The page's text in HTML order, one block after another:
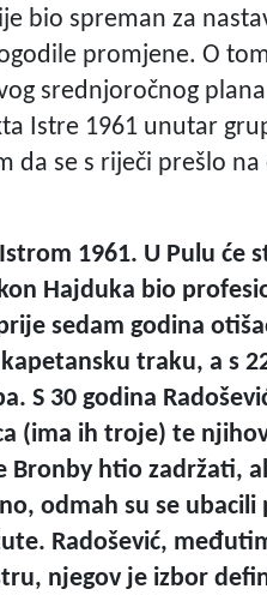
bio spreman za
promjene. O
srednjoročnog
Istre 1961 unutar
da se s riječi prešlo
1961. U Pulu će
Hajduka bio
sedam godina
traku, a s
S 30 godina
(ima ih troje) te
Bronby htio zadržati,
odmah su se ubacili
Radošević,
njegov je izbor